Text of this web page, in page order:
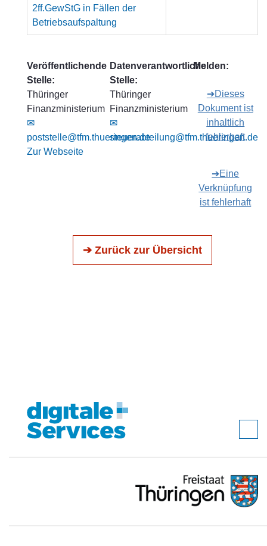
2ff.GewStG in Fällen der
Betriebsaufspaltung
Veröffentlichende
Stelle:
Thüringer
Finanzministerium
✉
poststelle@tfm.thueringen.de
Zur Webseite
Datenverantwortliche
Stelle:
Thüringer
Finanzministerium
✉
steuerabteilung@tfm.thueringen.de
Melden:
➔Dieses
Dokument ist
inhaltlich
fehlerhaft
➔Eine
Verknüpfung
ist fehlerhaft
➔ Zurück zur Übersicht